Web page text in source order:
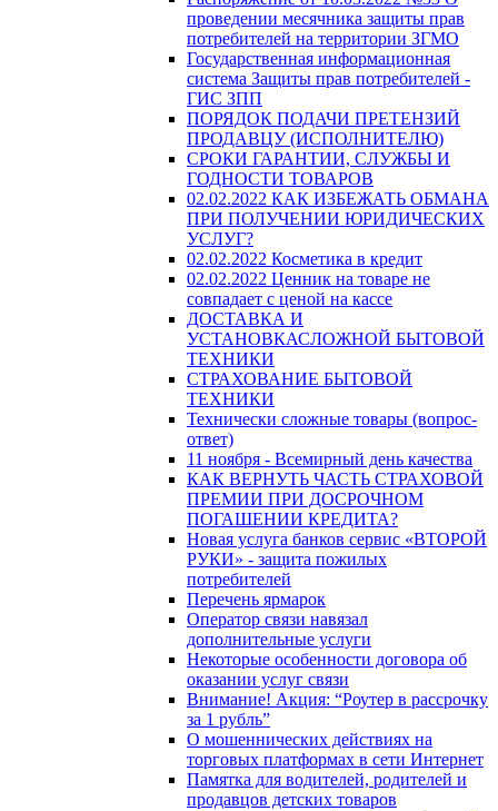
проведении месячника защиты прав
потребителей на территории ЗГМО
Государственная информационная
система Защиты прав потребителей -
ГИС ЗПП
ПОРЯДОК ПОДАЧИ ПРЕТЕНЗИЙ
ПРОДАВЦУ (ИСПОЛНИТЕЛЮ)
СРОКИ ГАРАНТИИ, СЛУЖБЫ И
ГОДНОСТИ ТОВАРОВ
02.02.2022 КАК ИЗБЕЖАТЬ ОБМАНА
ПРИ ПОЛУЧЕНИИ ЮРИДИЧЕСКИХ
УСЛУГ?
02.02.2022 Косметика в кредит
02.02.2022 Ценник на товаре не
совпадает с ценой на кассе
ДОСТАВКА И
УСТАНОВКАСЛОЖНОЙ БЫТОВОЙ
ТЕХНИКИ
СТРАХОВАНИЕ БЫТОВОЙ
ТЕХНИКИ
Технически сложные товары (вопрос-
ответ)
11 ноября - Всемирный день качества
КАК ВЕРНУТЬ ЧАСТЬ СТРАХОВОЙ
ПРЕМИИ ПРИ ДОСРОЧНОМ
ПОГАШЕНИИ КРЕДИТА?
Новая услуга банков сервис «ВТОРОЙ
РУКИ» - защита пожилых
потребителей
Перечень ярмарок
Оператор связи навязал
дополнительные услуги
Некоторые особенности договора об
оказании услуг связи
Внимание! Акция: “Роутер в рассрочку
за 1 рубль”
О мошеннических действиях на
торговых платформах в сети Интернет
Памятка для водителей, родителей и
продавцов детских товаров